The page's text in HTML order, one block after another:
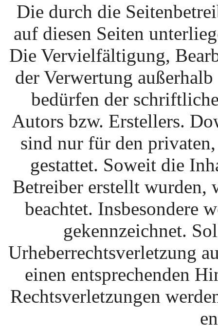
Die durch die
auf diesen Seiten
Die Vervielfältigung,
der Verwertung
bedürfen der
Autors bzw. Erstellers.
sind nur für den
gestattet. Soweit die
Betreiber erstellt wurden,
beachtet. Insbesondere
gekennzeichnet.
Urheberrechtsverletzung
einen entsprechenden
Rechtsverletzungen